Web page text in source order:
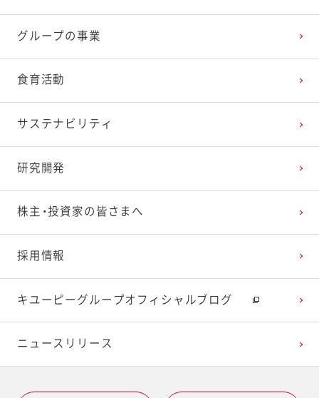
グループの事業
食育活動
サステナビリティ
研究開発
株主・投資家の皆さまへ
採用情報
キユーピーグループオフィシャルブログ
ニュースリリース